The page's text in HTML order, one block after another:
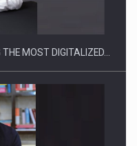
MOST DIGITALIZED…